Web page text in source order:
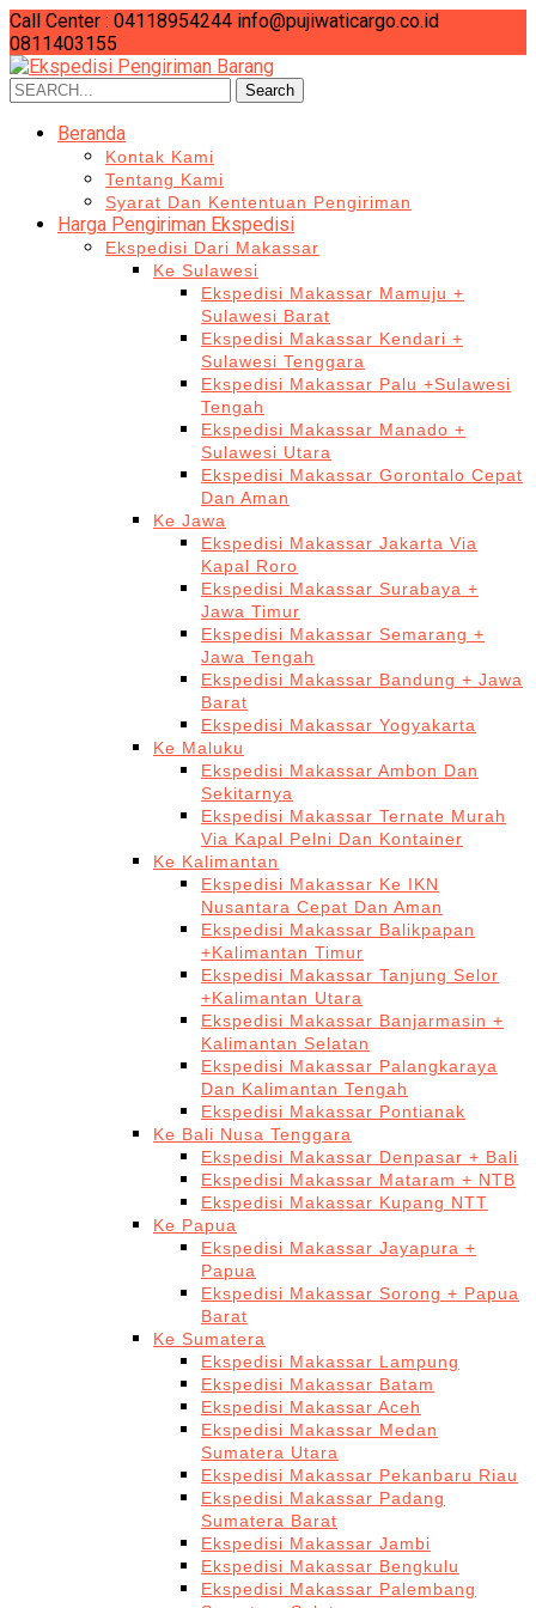
Call Center : 04118954244 info@pujiwaticargo.co.id
0811403155
Search
for:
Search
Beranda
Kontak Kami
Tentang Kami
Syarat Dan Kententuan Pengiriman
Harga Pengiriman Ekspedisi
Ekspedisi Dari Makassar
Ke Sulawesi
Ekspedisi Makassar Mamuju +
Sulawesi Barat
Ekspedisi Makassar Kendari +
Sulawesi Tenggara
Ekspedisi Makassar Palu +Sulawesi
Tengah
Ekspedisi Makassar Manado +
Sulawesi Utara
Ekspedisi Makassar Gorontalo Cepat
Dan Aman
Ke Jawa
Ekspedisi Makassar Jakarta Via
Kapal Roro
Ekspedisi Makassar Surabaya +
Jawa Timur
Ekspedisi Makassar Semarang +
Jawa Tengah
Ekspedisi Makassar Bandung + Jawa
Barat
Ekspedisi Makassar Yogyakarta
Ke Maluku
Ekspedisi Makassar Ambon Dan
Sekitarnya
Ekspedisi Makassar Ternate Murah
Via Kapal Pelni Dan Kontainer
Ke Kalimantan
Ekspedisi Makassar Ke IKN
Nusantara Cepat Dan Aman
Ekspedisi Makassar Balikpapan
+Kalimantan Timur
Ekspedisi Makassar Tanjung Selor
+Kalimantan Utara
Ekspedisi Makassar Banjarmasin +
Kalimantan Selatan
Ekspedisi Makassar Palangkaraya
Dan Kalimantan Tengah
Ekspedisi Makassar Pontianak
Ke Bali Nusa Tenggara
Ekspedisi Makassar Denpasar + Bali
Ekspedisi Makassar Mataram + NTB
Ekspedisi Makassar Kupang NTT
Ke Papua
Ekspedisi Makassar Jayapura +
Papua
Ekspedisi Makassar Sorong + Papua
Barat
Ke Sumatera
Ekspedisi Makassar Lampung
Ekspedisi Makassar Batam
Ekspedisi Makassar Aceh
Ekspedisi Makassar Medan
Sumatera Utara
Ekspedisi Makassar Pekanbaru Riau
Ekspedisi Makassar Padang
Sumatera Barat
Ekspedisi Makassar Jambi
Ekspedisi Makassar Bengkulu
Ekspedisi Makassar Palembang